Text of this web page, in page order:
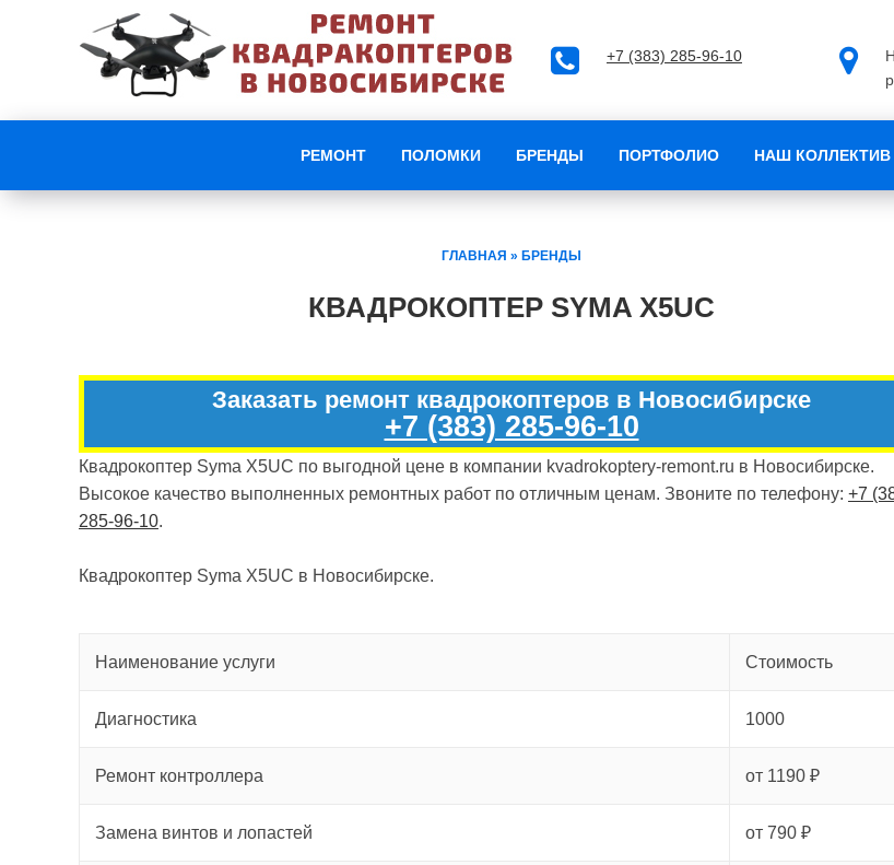
+7 (383) 285-96-10
РЕМОНТ ПОЛОМКИ БРЕНДЫ ПОРТФОЛИО НАШ КОЛЛЕКТИВ
ГЛАВНАЯ » БРЕНДЫ
КВАДРОКОПТЕР SYMA X5UC
Заказать ремонт квадрокоптеров в Новосибирске
+7 (383) 285-96-10
Квадрокоптер Syma X5UC по выгодной цене в компании kvadrokoptery-remont.ru в Новосибирске.
Высокое качество выполненных ремонтных работ по отличным ценам. Звоните по телефону: +7
285-96-10.
Квадрокоптер Syma X5UC в Новосибирске.
Наименование услуги Стоимость
Диагностика 1000
Ремонт контроллера от 1190 ₽
Замена винтов и лопастей от 790 ₽